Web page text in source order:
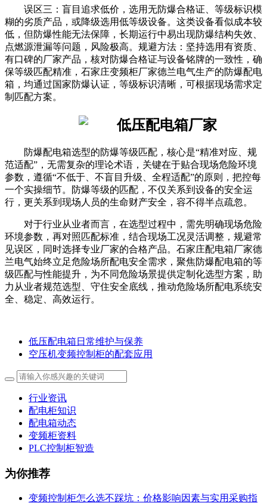
误区三：盲目追求低价，选用无防爆合格证、等级标识模
糊的劣质产品，或降级选用低等级设备。这类设备看似成本较
低，但防爆性能无法保障，长期运行中易出现防爆结构失效、
点燃源泄漏等问题，风险极高。规避方法：坚持选用有资质、
有口碑的厂家产品，核对防爆合格证与设备铭牌的一致性，确
保等级匹配精准，石家庄变频柜厂家德兰电气生产的防爆配电
箱，均通过国家防爆认证，等级标识清晰，可根据现场需求定
制匹配方案。
防爆配电箱选型的防爆等级匹配，核心是“精准对应、规
范适配”，无需复杂的理论术语，关键在于贴合现场危险环境
参数，遵循“不低于、不盲目升级、全程适配”的原则，把控每
一个实操细节。防爆等级的匹配，不仅关系到设备的安全运
行，更关系到现场人员的生命财产安全，容不得半点疏忽。
对于行业从业者而言，在选型过程中，需先明确现场危险
环境参数，再对照匹配标准，结合现场工况灵活调整，规避常
见误区，同时选择专业厂家的合格产品。石家庄配电箱厂家德
兰电气始终立足危险场所配电安全需求，聚焦防爆配电箱的等
级匹配与性能提升，为不同危险场景提供定制化选型方案，助
力从业者规范选型、守住安全底线，推动危险场所配电系统安
全、稳定、高效运行。
低压配电箱日常维护与保养
空压机变频控制柜的配套应用
行业资讯
配电柜知识
配电箱动态
变频柜资料
PLC控制柜智造
为你推荐
变频控制柜怎么选不踩坑：价格影响因素与实用采购指